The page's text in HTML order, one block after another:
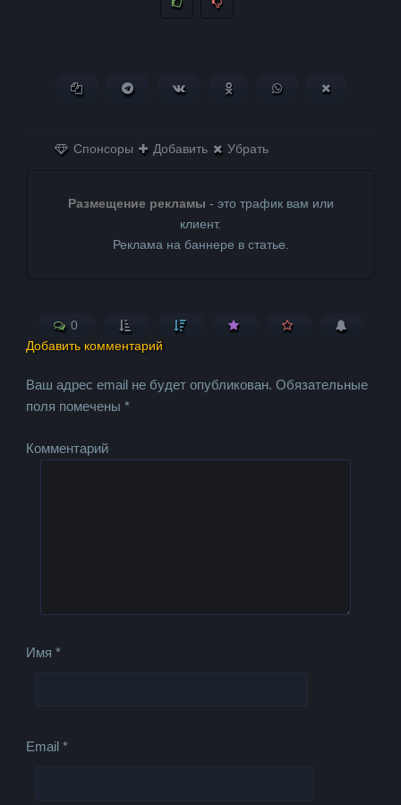
Копировать ссылкуПоделиться в Telegram
Поделиться ВКонтактеПоделиться в
Поделиться в
Спонсоры Добавить Убрать
Размещение рекламы - это трафик вам или
клиент.
Реклама на баннере в статье.
0
Добавить комментарий
Ваш адрес email не будет опубликован. Обязательные
поля помечены*
Комментарий
Имя*
Email*